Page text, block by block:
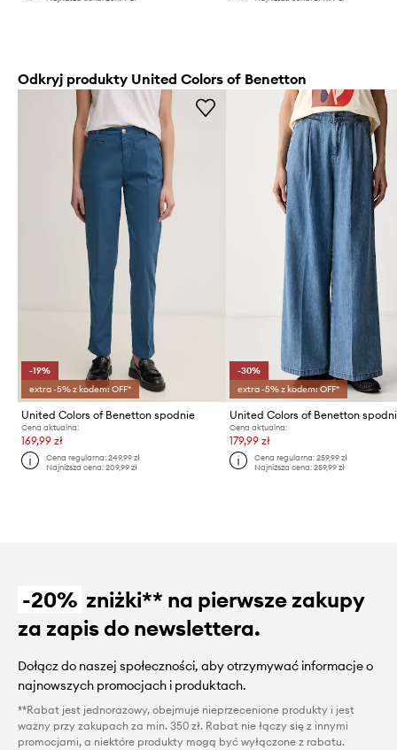
Odkryj produkty United Colors of Benetton
-19%
extra -5% z kodem: OFF*
United Colors of Benetton spodnie
Cena aktualna:
169,99 zł
Cena regularna:249,99 zł
Najniższa cena:209,99 zł
-30%
extra -5% z kodem: OFF*
Cena aktualna:
179,99 zł
Cena regularna: 259,99 zł
Najniższa cena: 259,99 zł
-20% zniżki** na pierwsze zakupy
za zapis do newslettera.
Dołącz do naszej społeczności, aby otrzymywać informacje o
najnowszych promocjach i produktach.
**Rabat jest jednorazowy, obejmuje nieprzecenione produkty i jest
ważny przy zakupach za min. 350 zł. Rabat nie łączy się z innymi
promocjami, a niektóre produkty mogą być wyłączone z rabatu.